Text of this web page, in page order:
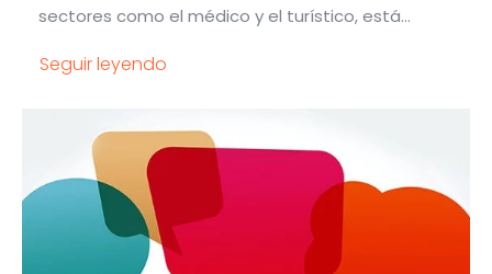
sectores como el médico y el turístico, está...
Seguir leyendo